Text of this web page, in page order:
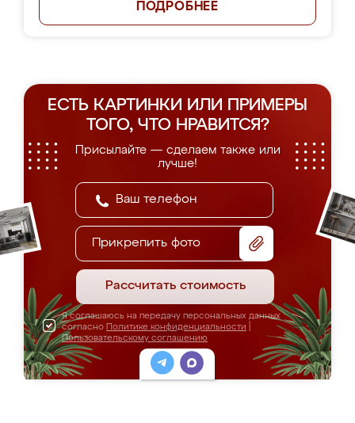
ПОДРОБНЕЕ
ЕСТЬ КАРТИНКИ ИЛИ ПРИМЕРЫ
ТОГО, ЧТО НРАВИТСЯ?
Присылайте — сделаем также или
лучше!
Прикрепить фото
Рассчитать стоимость
Я соглашаюсь на передачу персональных данных
согласно Политике конфиденциальности
Пользовательскому соглашению